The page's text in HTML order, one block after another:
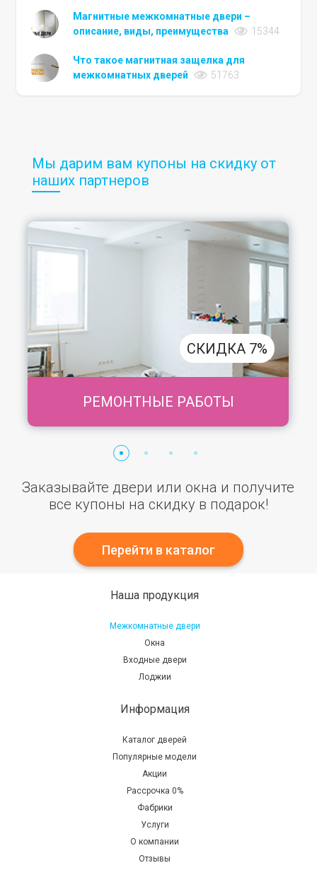
Магнитные межкомнатные двери –
описание, виды, преимущества
15344
Что такое магнитная защелка для
межкомнатных дверей
51763
Мы дарим вам купоны на скидку от
наших партнеров
РЕМОНТНЫЕ РАБОТЫ
СКИДКА 7%
Заказывайте двери или окна и получите
все купоны на скидку в подарок!
Перейти в каталог
Наша продукция
Межкомнатные двери
Окна
Входные двери
Лоджии
Информация
Каталог дверей
Популярные модели
Акции
Рассрочка 0%
Фабрики
Услуги
О компании
Отзывы